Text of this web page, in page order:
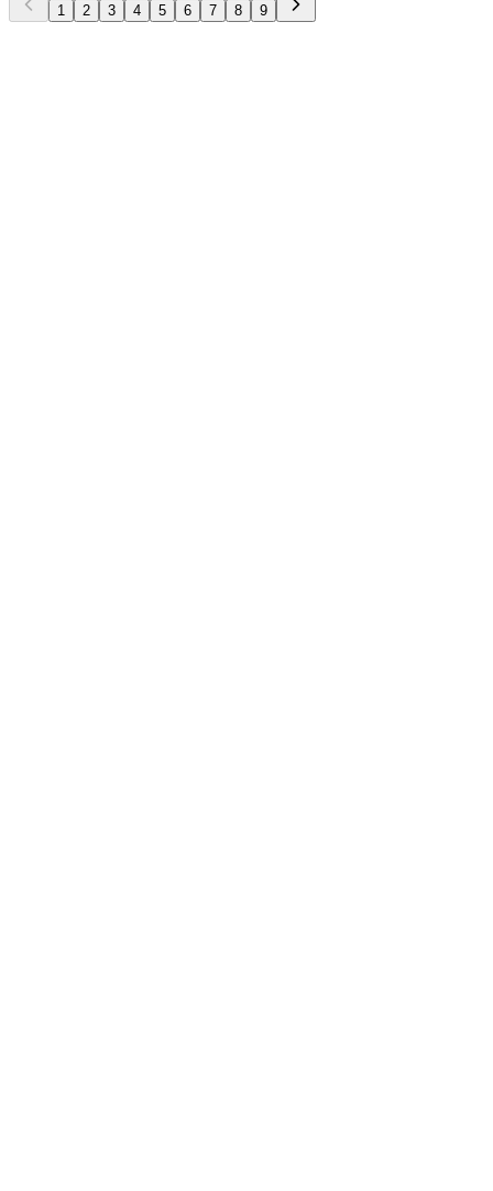
1 2 3 4 5 6 7 8 9